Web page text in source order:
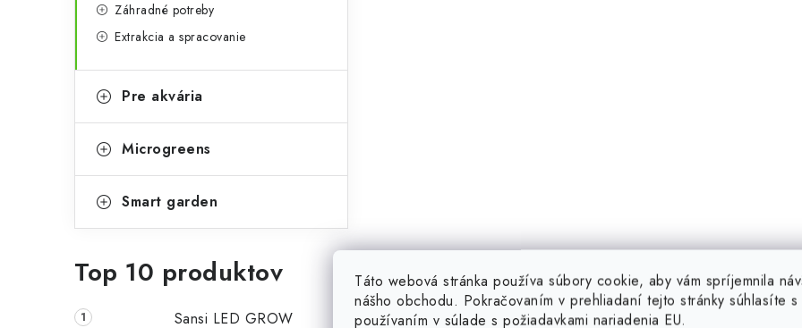
Táto webová stránka používa súbory cookie, aby vám spríjemnila
nášho obchodu. Pokračovaním v prehliadaní tejto stránky súhlasíte
používaním v súlade s požiadavkami nariadenia EU.
Záhradné potreby
Extrakcia a spracovanie
Pre akvária
Microgreens
Smart garden
Top 10 produktov
Sansi LED GROW
v
ý
p